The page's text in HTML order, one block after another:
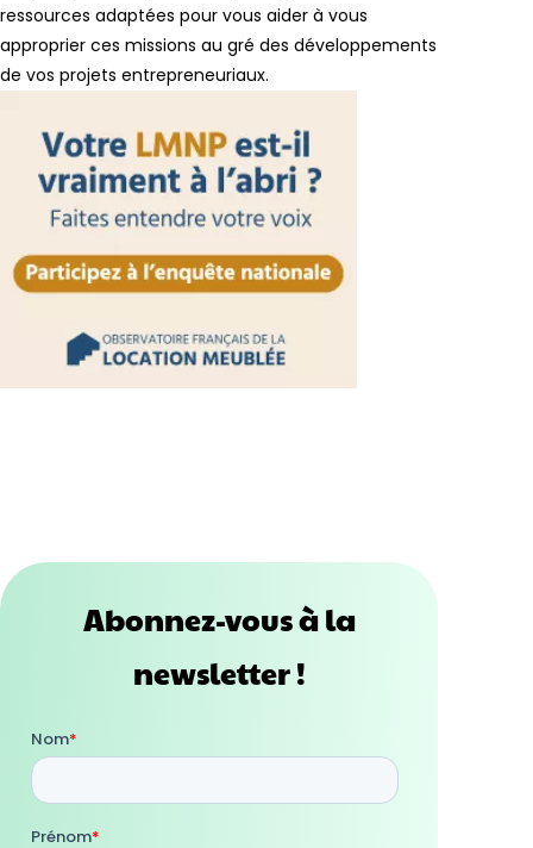
ressources adaptées pour vous aider à vous
approprier ces missions au gré des développements
de vos projets entrepreneuriaux.
Abonnez-vous à la
newsletter !